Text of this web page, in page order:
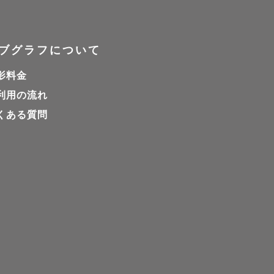
。また、
間には平
伝えくだ
グラフについて
料金
用の流れ
ある質問